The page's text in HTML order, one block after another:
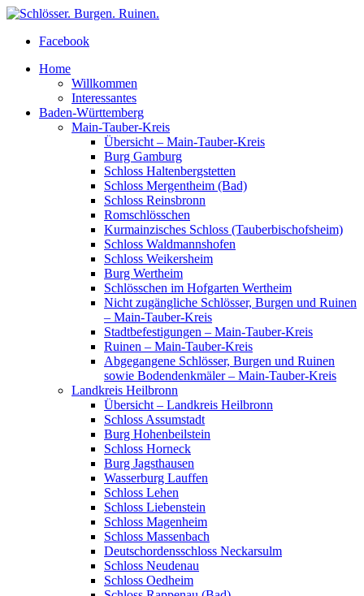
Facebook
Home
Willkommen
Interessantes
Baden-Württemberg
Main-Tauber-Kreis
Übersicht – Main-Tauber-Kreis
Burg Gamburg
Schloss Haltenbergstetten
Schloss Mergentheim (Bad)
Schloss Reinsbronn
Romschlösschen
Kurmainzisches Schloss (Tauberbischofsheim)
Schloss Waldmannshofen
Schloss Weikersheim
Burg Wertheim
Schlösschen im Hofgarten Wertheim
Nicht zugängliche Schlösser, Burgen und Ruinen
– Main-Tauber-Kreis
Stadtbefestigungen – Main-Tauber-Kreis
Ruinen – Main-Tauber-Kreis
Abgegangene Schlösser, Burgen und Ruinen
sowie Bodendenkmäler – Main-Tauber-Kreis
Landkreis Heilbronn
Übersicht – Landkreis Heilbronn
Schloss Assumstadt
Burg Hohenbeilstein
Schloss Horneck
Burg Jagsthausen
Wasserburg Lauffen
Schloss Lehen
Schloss Liebenstein
Schloss Magenheim
Schloss Massenbach
Deutschordensschloss Neckarsulm
Schloss Neudenau
Schloss Oedheim